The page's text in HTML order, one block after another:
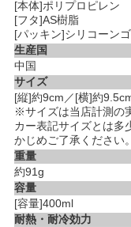
[本体]ポリプロピレン
[フタ]AS樹脂
[パッキン]シリコーン
生産国
中国
サイズ
[縦]約9cm／[横]約
※サイズは当店計測の
カー表記サイズとは多
かじめご了承ください。
重量
約91g
容量
[容量]400ml
耐熱・耐冷効力